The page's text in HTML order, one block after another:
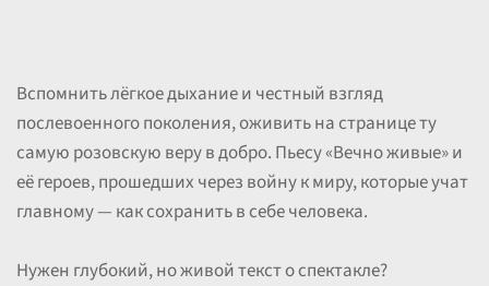
Вспомнить лёгкое дыхание и честный взгляд
послевоенного поколения, оживить на странице ту
самую розовскую веру в добро. Пьесу «Вечно живые» и
её героев, прошедших через войну к миру, которые учат
главному — как сохранить в себе человека.
Нужен глубокий, но живой текст о спектакле?